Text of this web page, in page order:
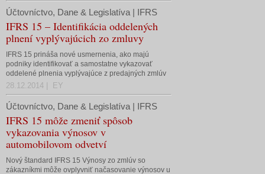
Účtovníctvo, Dane & Legislatíva | IFRS
IFRS 15 – Identifikácia oddelených
plnení vyplývajúcich zo zmluvy
IFRS 15 prináša nové usmernenia, ako majú
podniky identifikovať a samostatne vykazovať
oddelené plnenia vyplývajúce z predajných zmlúv
28.12.2014 | EY
Účtovníctvo, Dane & Legislatíva | IFRS
IFRS 15 môže zmeniť spôsob
vykazovania výnosov v
automobilovom odvetví
Nový štandard IFRS 15 Výnosy zo zmlúv so
zákazníkmi môže ovplyvniť načasovanie výnosov u